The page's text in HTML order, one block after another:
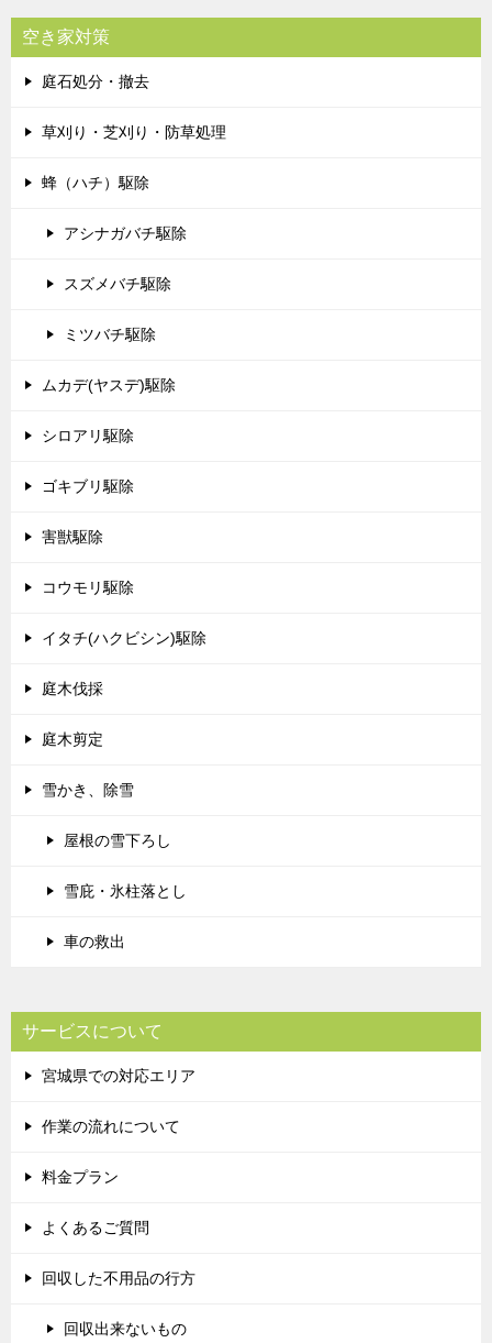
空き家対策
庭石処分・撤去
草刈り・芝刈り・防草処理
蜂（ハチ）駆除
アシナガバチ駆除
スズメバチ駆除
ミツバチ駆除
ムカデ(ヤスデ)駆除
シロアリ駆除
ゴキブリ駆除
害獣駆除
コウモリ駆除
イタチ(ハクビシン)駆除
庭木伐採
庭木剪定
雪かき、除雪
屋根の雪下ろし
雪庇・氷柱落とし
車の救出
サービスについて
宮城県での対応エリア
作業の流れについて
料金プラン
よくあるご質問
回収した不用品の行方
回収出来ないもの